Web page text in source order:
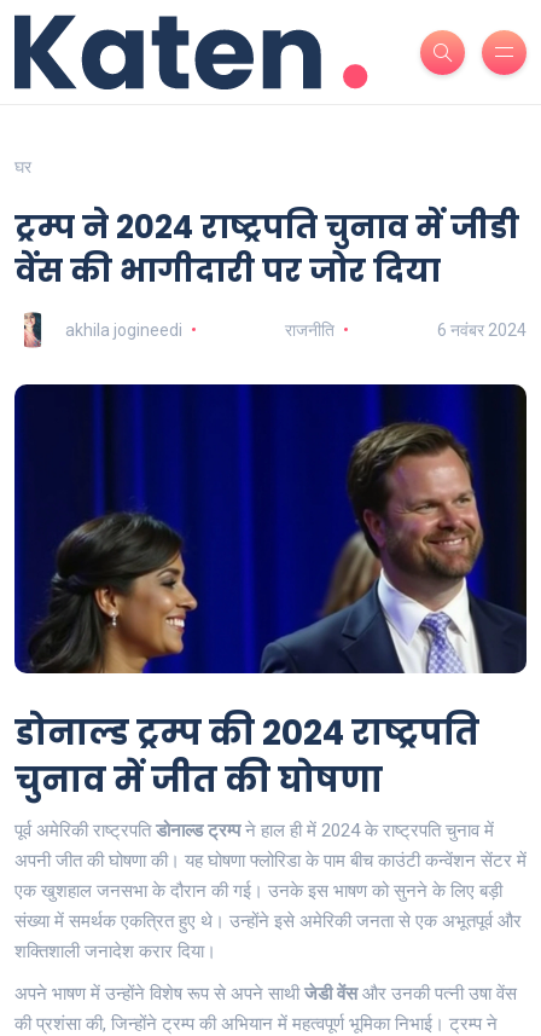
घर
ट्रम्प ने 2024 राष्ट्रपति चुनाव में जीडी
वेंस की भागीदारी पर जोर दिया
akhila jogineedi राजनीति 6 नवंबर 2024
डोनाल्ड ट्रम्प की 2024 राष्ट्रपति
चुनाव में जीत की घोषणा
पूर्व अमेरिकी राष्ट्रपतिडोनाल्ड ट्रम्पने हाल ही में 2024 के राष्ट्रपति चुनाव में
अपनी जीत की घोषणा की। यह घोषणा फ्लोरिडा के पाम बीच काउंटी कन्वेंशन सेंटर में
एक खुशहाल जनसभा के दौरान की गई। उनके इस भाषण को सुनने के लिए बड़ी
संख्या में समर्थक एकत्रित हुए थे। उन्होंने इसे अमेरिकी जनता से एक अभूतपूर्व और
शक्तिशाली जनादेश करार दिया।
अपने भाषण में उन्होंने विशेष रूप से अपने साथीजेडी वेंसऔर उनकी पत्नी उषा वेंस
की प्रशंसा की, जिन्होंने ट्रम्प की अभियान में महत्वपूर्ण भूमिका निभाई। ट्रम्प ने